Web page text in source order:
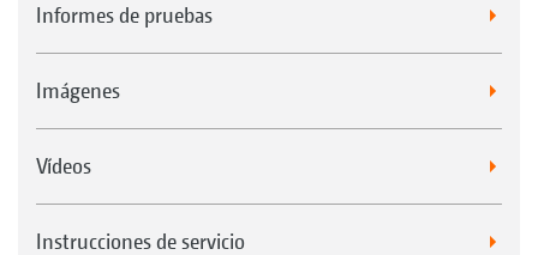
Informes de pruebas
Imágenes
Vídeos
Instrucciones de servicio